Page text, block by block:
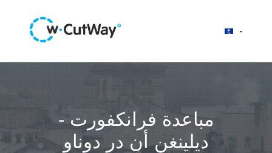
مباعدة فرانكفورت -
ديلينغن أن در دوناو